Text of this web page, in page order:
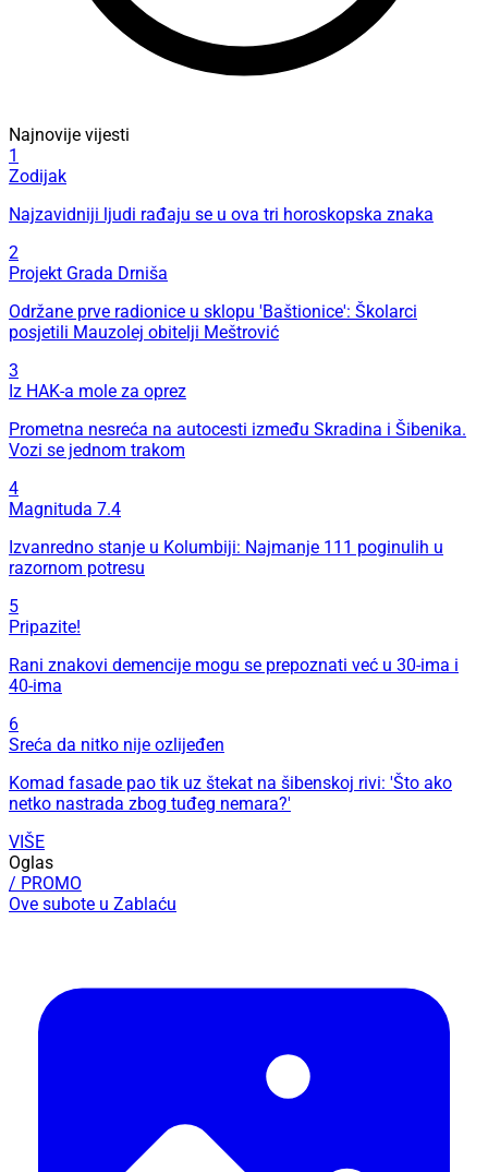
Najnovije vijesti
1
Zodijak
Najzavidniji ljudi rađaju se u ova tri horoskopska znaka
2
Projekt Grada Drniša
Održane prve radionice u sklopu 'Baštionice': Školarci
posjetili Mauzolej obitelji Meštrović
3
Iz HAK-a mole za oprez
Prometna nesreća na autocesti između Skradina i Šibenika.
Vozi se jednom trakom
4
Magnituda 7.4
Izvanredno stanje u Kolumbiji: Najmanje 111 poginulih u
razornom potresu
5
Pripazite!
Rani znakovi demencije mogu se prepoznati već u 30-ima i
40-ima
6
Sreća da nitko nije ozlijeđen
Komad fasade pao tik uz štekat na šibenskoj rivi: 'Što ako
netko nastrada zbog tuđeg nemara?'
VIŠE
Oglas
/ PROMO
Ove subote u Zablaću